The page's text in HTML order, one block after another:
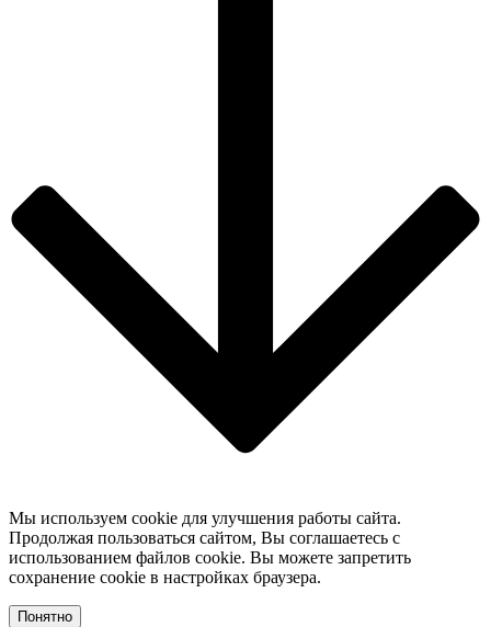
Мы используем cookie для улучшения работы сайта.
Продолжая пользоваться сайтом, Вы соглашаетесь с
использованием файлов cookie. Вы можете запретить
сохранение cookie в настройках браузера.
Понятно